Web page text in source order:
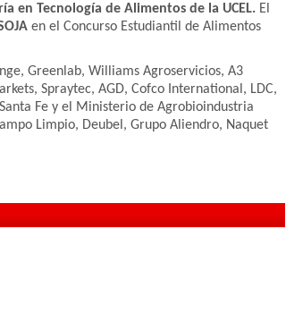
en Tecnología de Alimentos de la UCEL. El
en el Concurso Estudiantil de Alimentos
Greenlab, Williams Agroservicios, A3
Spraytec, AGD, Cofco International, LDC,
Fe y el Ministerio de Agrobioindustria
Limpio, Deubel, Grupo Aliendro, Naquet